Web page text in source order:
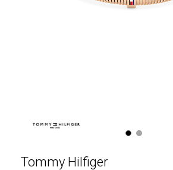
1 2
Tommy Hilfiger